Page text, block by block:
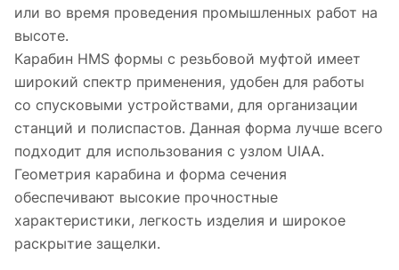
или во время проведения промышленных работ на
высоте.
Карабин HMS формы с резьбовой муфтой имеет
широкий спектр применения, удобен для работы
со спусковыми устройствами, для организации
станций и полиспастов. Данная форма лучше всего
подходит для использования с узлом UIAA.
Геометрия карабина и форма сечения
обеспечивают высокие прочностные
характеристики, легкость изделия и широкое
раскрытие защелки.